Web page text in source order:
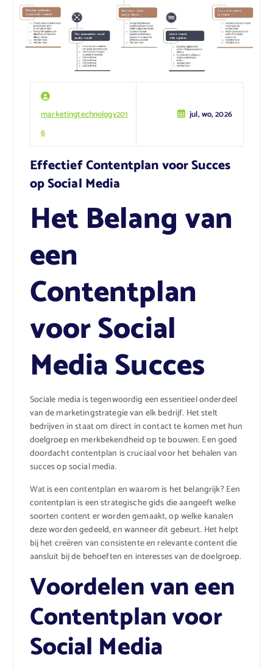
marketingtechnology201
6
jul, wo, 2026
Effectief Contentplan voor Succes
op Social Media
Het Belang van
een
Contentplan
voor Social
Media Succes
Sociale media is tegenwoordig een essentieel onderdeel
van de marketingstrategie van elk bedrijf. Het stelt
bedrijven in staat om direct in contact te komen met hun
doelgroep en merkbekendheid op te bouwen. Een goed
doordacht contentplan is cruciaal voor het behalen van
succes op social media.
Wat is een contentplan en waarom is het belangrijk? Een
contentplan is een strategische gids die aangeeft welke
soorten content er worden gemaakt, op welke kanalen
deze worden gedeeld, en wanneer dit gebeurt. Het helpt
bij het creëren van consistente en relevante content die
aansluit bij de behoeften en interesses van de doelgroep.
Voordelen van een
Contentplan voor
Social Media